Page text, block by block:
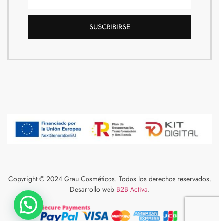
SUSCRIBIRSE
Copyright © 2024 Grau Cosméticos. Todos los derechos reservados.
Desarrollo web B2B Activa.